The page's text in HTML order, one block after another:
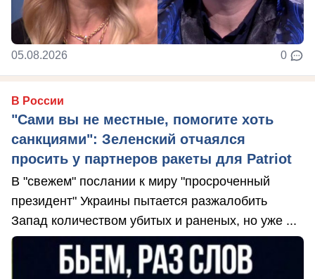
05.08.2026 0
В России
"Сами вы не местные, помогите хоть
санкциями": Зеленский отчаялся
просить у партнеров ракеты для Patriot
В "свежем" послании к миру "просроченный
президент" Украины пытается разжалобить
Запад количеством убитых и раненых, но уже ...